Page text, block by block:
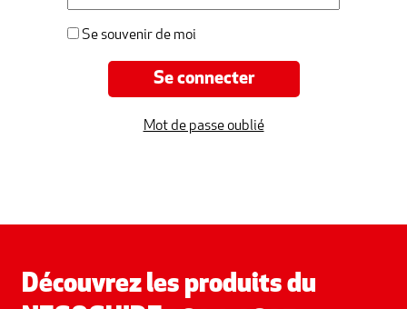
Se souvenir de moi
Mot de passe oublié
Découvrez les produits du